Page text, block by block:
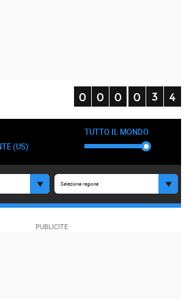
(US)
TUTTO IL MONDO
Seleziona regione